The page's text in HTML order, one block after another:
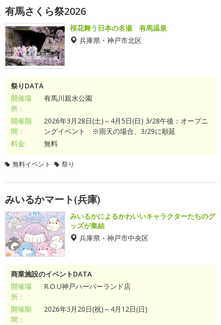
有馬さくら祭2026
桜花舞う日本の名湯 有馬温泉
兵庫県・神戸市北区
祭りDATA
開催場
所：
有馬川親水公園
開催期
間：
2026年3月28日(土)～4月5日(日) 3/28午後：オープニ
ングイベント ※雨天の場合、3/29に順延
料金:
無料
無料イベント 祭り
みいるかマート(兵庫)
みいるかによるかわいいキャラクターたちのグ
ッズが集結
兵庫県・神戸市中央区
商業施設のイベントDATA
開催場
所：
R.O.U神戸ハーバーランド店
開催期
間：
2026年3月20日(祝)～4月12日(日)